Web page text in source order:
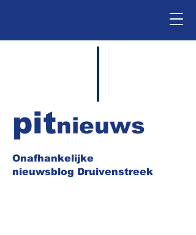
Onafhankelijke
nieuwsblog Druivenstreek
pitnieuws